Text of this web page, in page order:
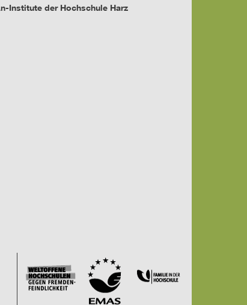
Institute der Hochschule Harz